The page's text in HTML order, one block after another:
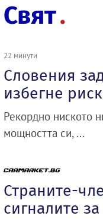
Свят
22 минути
Словения
избегне
Рекордно ниското
мощността си, ...
Страните-
сигналите